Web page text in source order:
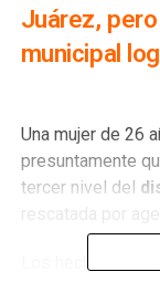
Juárez,
municipal
Una mujer de 26
presuntamente
tercer nivel del
Los hechos se